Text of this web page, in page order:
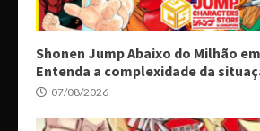
Shonen Jump Abaixo do Milhão
Entenda a complexidade da
07/08/2026